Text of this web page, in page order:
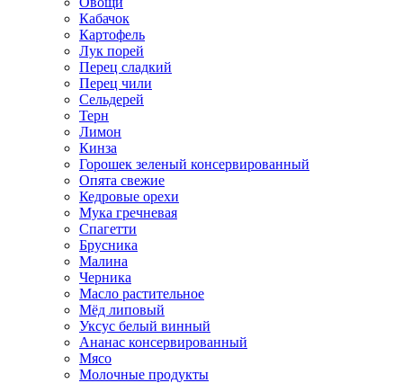
Кабачок
Картофель
Лук порей
Перец сладкий
Перец чили
Сельдерей
Терн
Лимон
Кинза
Горошек зеленый консервированный
Опята свежие
Кедровые орехи
Мука гречневая
Спагетти
Брусника
Малина
Черника
Масло растительное
Мёд липовый
Уксус белый винный
Ананас консервированный
Мясо
Молочные продукты